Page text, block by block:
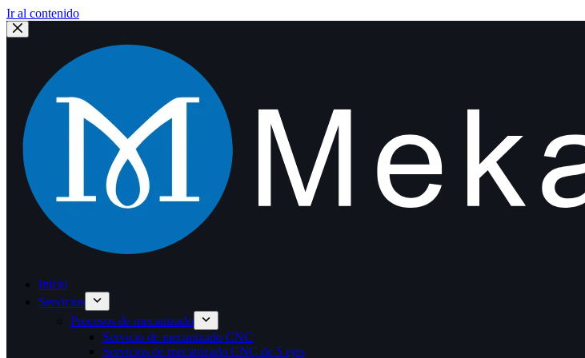
Ir al contenido
Inicio
Servicios
Procesos de mecanizado
Servicio de mecanizado CNC
Servicios de mecanizado CNC de 5 ejes